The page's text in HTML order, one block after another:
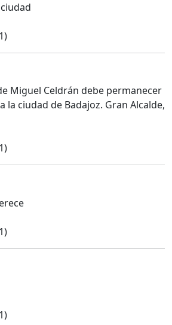
Miguel Celdrán debe permanecer
la ciudad de Badajoz. Gran Alcalde,